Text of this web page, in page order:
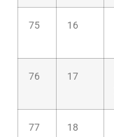
75 16
76 17
77 18